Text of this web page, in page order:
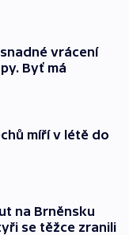
vrácení
Byť má
míří v létě do
na Brněnsku
se těžce zranili